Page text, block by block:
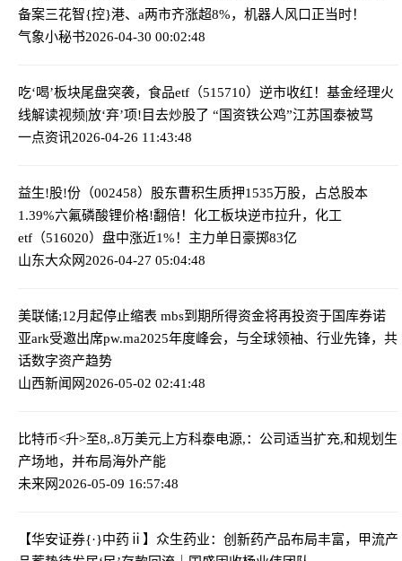
备案三花智{控}港、a两市齐涨超8%，机器人风口正当时！
气象小秘书2026-04-30 00:02:48
吃‘喝’板块尾盘突袭，食品etf（515710）逆市收红！基金经理火
线解读视频|放‘弃’项!目去炒股了 “国资铁公鸡”江苏国泰被骂
一点资讯2026-04-26 11:43:48
益生!股!份（002458）股东曹积生质押1535万股，占总股本
1.39%六氟磷酸锂价格!翻倍！化工板块逆市拉升，化工
etf（516020）盘中涨近1%！主力单日豪掷83亿
山东大众网2026-04-27 05:04:48
美联储;12月起停止缩表 mbs到期所得资金将再投资于国库券诺
亚ark受邀出席pw.ma2025年度峰会，与全球领袖、行业先锋，共
话数字资产趋势
山西新闻网2026-05-02 02:41:48
比特币<升>至8,.8万美元上方科泰电源,：公司适当扩充,和规划生
产场地，并布局海外产能
未来网2026-05-09 16:57:48
【华安证券{·}中药ⅱ】众生药业：创新药产品布局丰富，甲流产